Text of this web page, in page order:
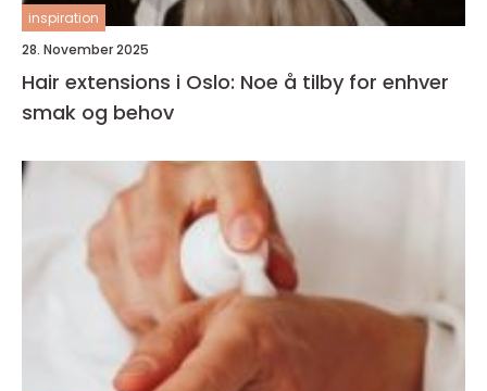
inspiration
28. November 2025
Hair extensions i Oslo: Noe å tilby for enhver
smak og behov